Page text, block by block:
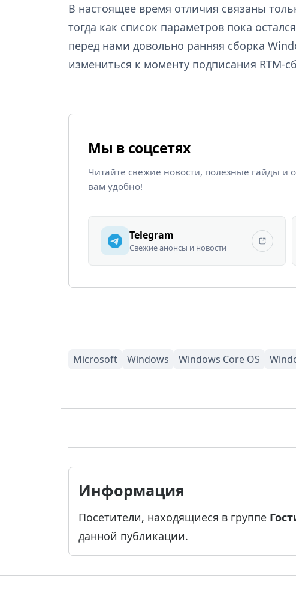
В настоящее время отличия связаны
тогда как список параметров пока
перед нами довольно ранняя сборка
измениться к моменту подписания RTM-
Мы в соцсетях
Читайте свежие новости, полезные гайды
вам удобно!
Telegram
Свежие анонсы и новости
Информация
Посетители, находящиеся в группе
данной публикации.